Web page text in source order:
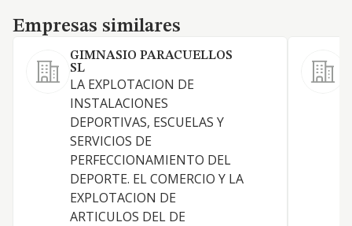
Empresas similares
Empresas similares
GIMNASIO PARACUELLOS
SL
LA EXPLOTACION DE
INSTALACIONES
DEPORTIVAS, ESCUELAS Y
SERVICIOS DE
PERFECCIONAMIENTO DEL
DEPORTE. EL COMERCIO Y LA
EXPLOTACION DE
ARTICULOS DEL DE